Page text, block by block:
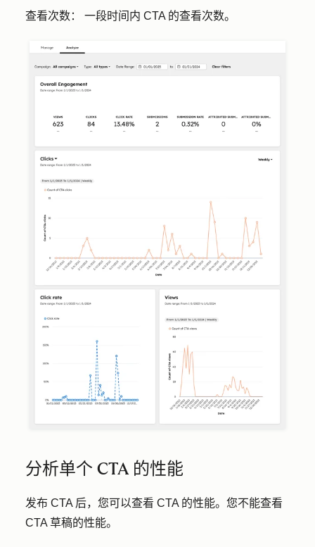
查看次数： 一段时间内 CTA 的查看次数。
分析单个 CTA 的性能
发布 CTA 后，您可以查看 CTA 的性能。您不能查看
CTA 草稿的性能。